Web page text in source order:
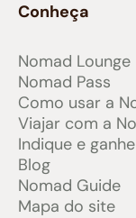
Conheça
Nomad Lounge
Nomad Pass
Como usar a
Viajar com a
Indique e ganhe
Blog
Nomad Guide
Mapa do site